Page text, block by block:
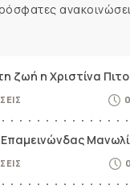
ζωή η Χριστίνα